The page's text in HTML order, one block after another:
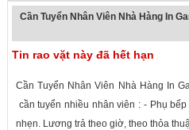
Cần Tuyển Nhân Viên Nhà Hàng In
Tin rao vặt này đã hết hạn
Cần Tuyển Nhân Viên Nhà Hàng In
cần tuyển nhiều nhân viên : - Phụ
nhẹn. Lương trả theo giờ, theo thỏa